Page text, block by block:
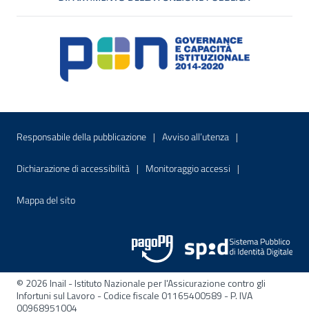
Menu di servizio
Responsabile della pubblicazione Sito interno - Apre in una nuova
Avviso all’utenza Sito interno -
Dichiarazione di accessibilità Sito interno - Apre in una nuova finestra
Monitoraggio accessi Sito interno -
Mappa del sitoSito interno - Apre nella stessa finestra
© 2026 Inail - Istituto Nazionale per l'Assicurazione contro gli
Infortuni sul Lavoro - Codice fiscale 01165400589 - P. IVA
00968951004